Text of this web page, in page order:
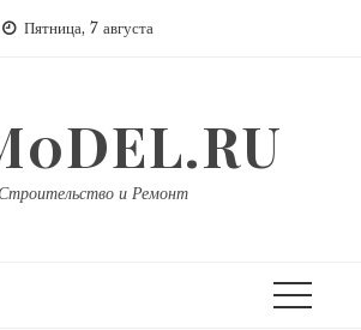
Пятница, 7 августа
и Ремонт